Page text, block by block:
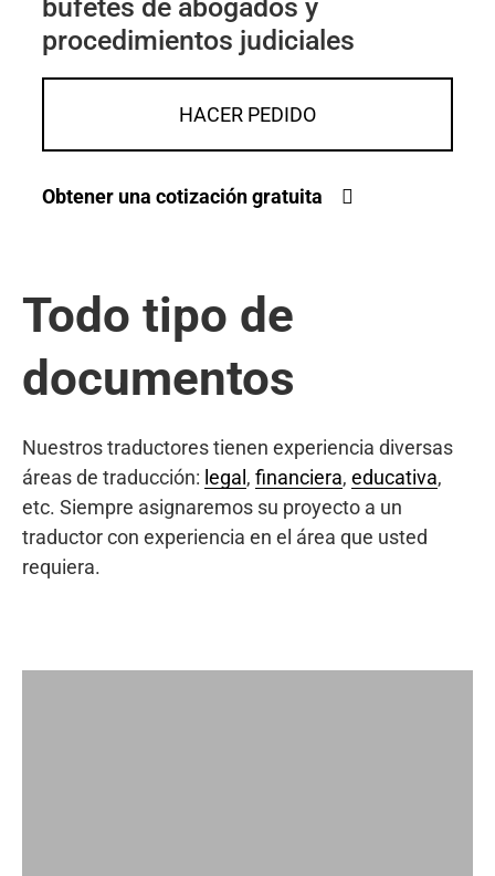
bufetes de abogados y
procedimientos judiciales
HACER PEDIDO
Obtener una cotización gratuita
Todo tipo de
documentos
Nuestros traductores tienen experiencia diversas
áreas de traducción: legal , financiera, educativa,
etc. Siempre asignaremos su proyecto a un
traductor con experiencia en el área que usted
requiera.